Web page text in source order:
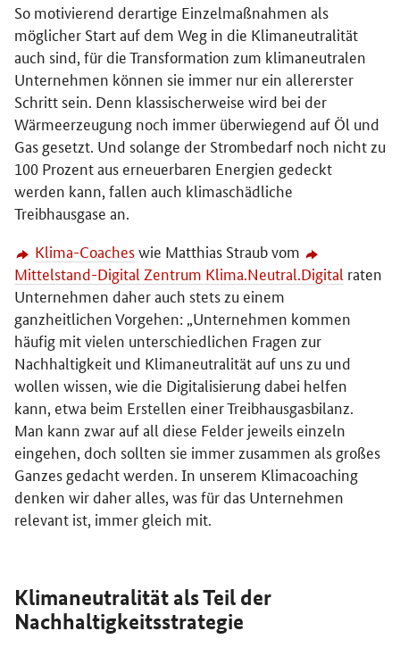
So motivierend derartige Einzelmaßnahmen als
möglicher Start auf dem Weg in die Klimaneutralität
auch sind, für die Transformation zum klimaneutralen
Unternehmen können sie immer nur ein allererster
Schritt sein. Denn klassischerweise wird bei der
Wärmeerzeugung noch immer überwiegend auf Öl und
Gas gesetzt. Und solange der Strombedarf noch nicht zu
100 Prozent aus erneuerbaren Energien gedeckt
werden kann, fallen auch klimaschädliche
Treibhausgase an.
Klima-Coacheswie Matthias Straub vom
Mittelstand-Digital Zentrum Klima.Neutral.Digital raten
Unternehmen daher auch stets zu einem
ganzheitlichen Vorgehen: „Unternehmen kommen
häufig mit vielen unterschiedlichen Fragen zur
Nachhaltigkeit und Klimaneutralität auf uns zu und
wollen wissen, wie die Digitalisierung dabei helfen
kann, etwa beim Erstellen einer Treibhausgasbilanz.
Man kann zwar auf all diese Felder jeweils einzeln
eingehen, doch sollten sie immer zusammen als großes
Ganzes gedacht werden. In unserem Klimacoaching
denken wir daher alles, was für das Unternehmen
relevant ist, immer gleich mit.
Klimaneutralität als Teil der
Nachhaltigkeitsstrategie